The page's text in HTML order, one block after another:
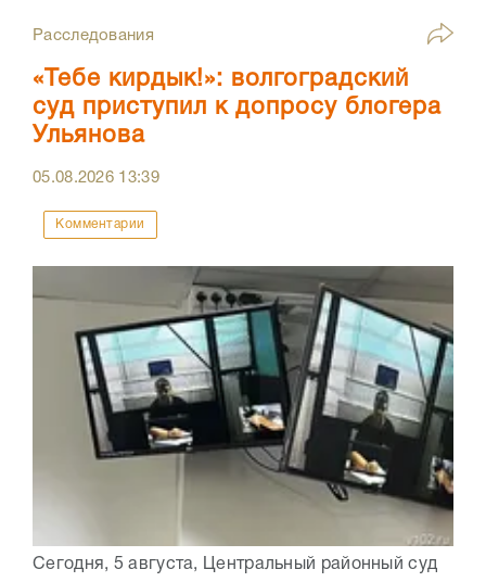
Расследования
«Тебе кирдык!»: волгоградский
суд приступил к допросу блогера
Ульянова
05.08.2026 13:39
Комментарии
Сегодня, 5 августа, Центральный районный суд